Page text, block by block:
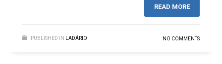
READ MORE
PUBLISHED IN LADÁRIO NO COMMENTS